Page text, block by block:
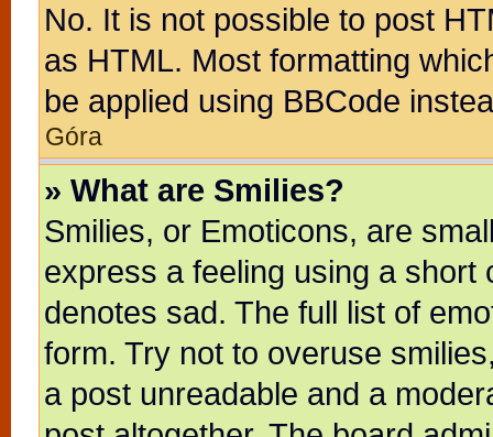
No. It is not possible to post
as HTML. Most formatting
be applied using BBCode
Góra
» What are Smilies?
Smilies, or Emoticons, are
express a feeling using a short
denotes sad. The full list of
form. Try not to overuse
a post unreadable and a